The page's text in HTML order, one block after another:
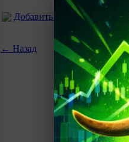
Добавить комментарий
← Назад